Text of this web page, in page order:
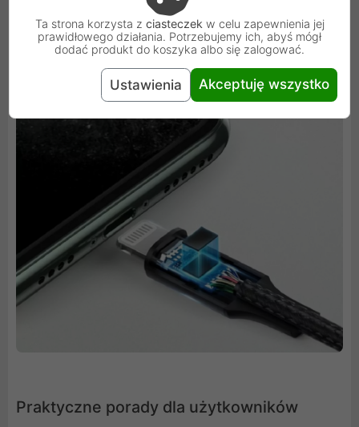
utrzymując jednocześnie porządek i minimalizując
plątanie.
Praktyczne porady dla użytkowników
Ta strona korzysta z ciasteczek w celu zapewnienia jej
prawidłowego działania. Potrzebujemy ich, abyś mógł
dodać produkt do koszyka albo się zalogować.
Ustawienia Akceptuję wszystko